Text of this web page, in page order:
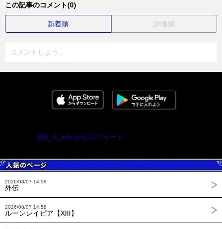
この記事のコメント(0)
新着順 評価順
コメントしよう...
@ff_rk_info からのツイート
2026/08/07 14:58
外伝
2026/08/07 14:58
ルーンレイピア【XIII】